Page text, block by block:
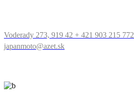
Voderady 273, 919 42 + 421 903 215 772
japanmoto@azet.sk